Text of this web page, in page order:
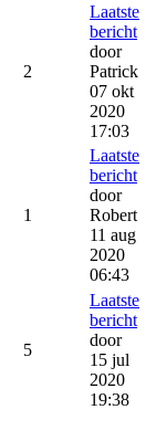
2
Laatste
bericht
door
Patrick
07 okt
2020
17:03
1
Laatste
bericht
door
Robert
11 aug
2020
06:43
5
Laatste
bericht
door
15 jul
2020
19:38